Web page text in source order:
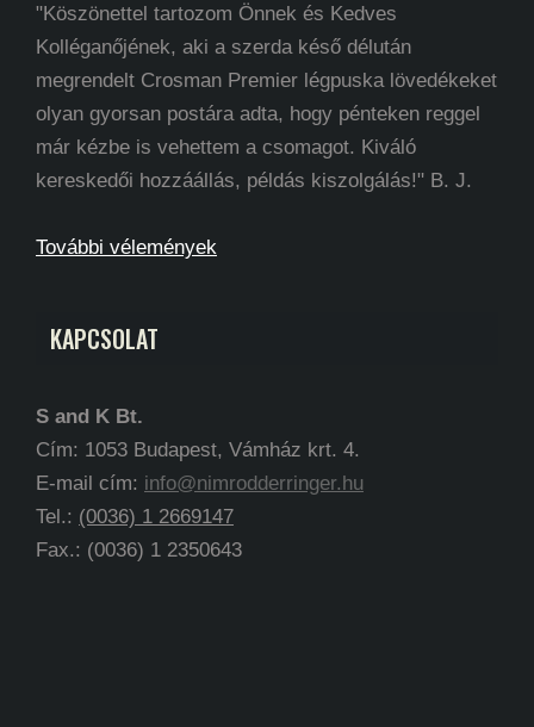
"Köszönettel tartozom Önnek és Kedves
Kolléganőjének, aki a szerda késő délután
megrendelt Crosman Premier légpuska lövedékeket
olyan gyorsan postára adta, hogy pénteken reggel
már kézbe is vehettem a csomagot. Kiváló
kereskedői hozzáállás, példás kiszolgálás!" B. J.
További vélemények
KAPCSOLAT
S and K Bt.
Cím: 1053 Budapest, Vámház krt. 4.
E-mail cím: info@nimrodderringer.hu
Tel.: (0036) 1 2669147
Fax.: (0036) 1 2350643